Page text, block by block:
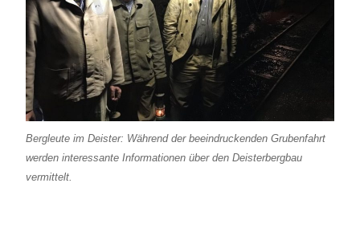
Bergleute im Deister: Während der beeindruckenden Grubenfahrt
werden interessante Informationen über den Deisterbergbau
vermittelt.